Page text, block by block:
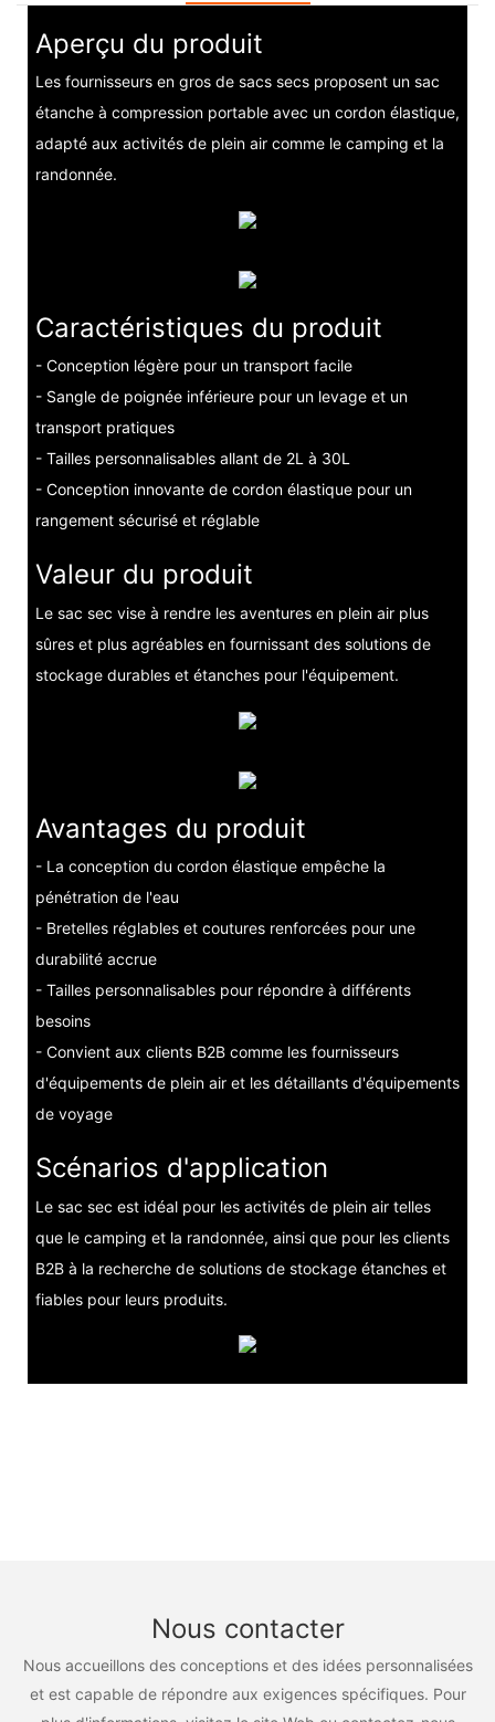
Aperçu du produit
Les fournisseurs en gros de sacs secs proposent un sac
étanche à compression portable avec un cordon élastique,
adapté aux activités de plein air comme le camping et la
randonnée.
Caractéristiques du produit
- Conception légère pour un transport facile
- Sangle de poignée inférieure pour un levage et un
transport pratiques
- Tailles personnalisables allant de 2L à 30L
- Conception innovante de cordon élastique pour un
rangement sécurisé et réglable
Valeur du produit
Le sac sec vise à rendre les aventures en plein air plus
sûres et plus agréables en fournissant des solutions de
stockage durables et étanches pour l'équipement.
Avantages du produit
- La conception du cordon élastique empêche la
pénétration de l'eau
- Bretelles réglables et coutures renforcées pour une
durabilité accrue
- Tailles personnalisables pour répondre à différents
besoins
- Convient aux clients B2B comme les fournisseurs
d'équipements de plein air et les détaillants d'équipements
de voyage
Scénarios d'application
Le sac sec est idéal pour les activités de plein air telles
que le camping et la randonnée, ainsi que pour les clients
B2B à la recherche de solutions de stockage étanches et
fiables pour leurs produits.
Nous contacter
Nous accueillons des conceptions et des idées personnalisées
et est capable de répondre aux exigences spécifiques. Pour